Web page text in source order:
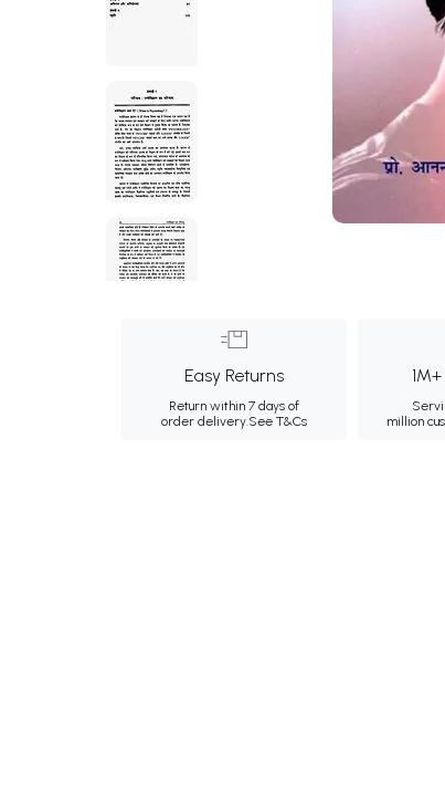
Easy Returns
Return within 7 days of
order delivery.See T&Cs
million